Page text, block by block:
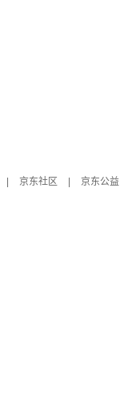
京东社区
京东公益